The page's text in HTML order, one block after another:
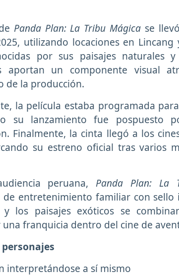
Panda Plan: La Tribu Mágica se
utilizando locaciones en
por sus paisajes naturales
aportan un componente visual
de la producción.
la película estaba programada
su lanzamiento fue pospuesto
Finalmente, la cinta llegó a los
su estreno oficial tras varios
peruana, Panda Plan: La
de entretenimiento familiar con sello
los paisajes exóticos se
una franquicia dentro del cine de
interpretándose a sí mismo